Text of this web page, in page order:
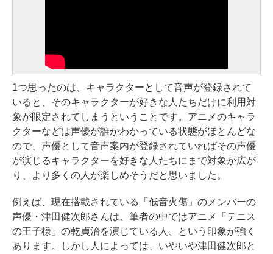
1つ思ったのは、キャラクターとして音声が登録されて
いると、そのキャラクターが好きな人たちだけに利用対
象が限定されてしまうということです。アニメのキャラ
クターなどは声優が誰かわかっている状態がほとんどな
ので、声優として音声案内が登録されていればその声優
が演じるキャラクターを好きな人たちにまで対象が広が
り、より多くの人が楽しめそうだと思いました。
例えば、現在搭載されている「低音火傷」のメンバーの
声優・津田健次郎さんは、筆者の中ではアニメ「テニス
の王子様」の乾貞治を演じている人、という印象が強く
あります。しかし人によっては、いやいや津田健次郎と